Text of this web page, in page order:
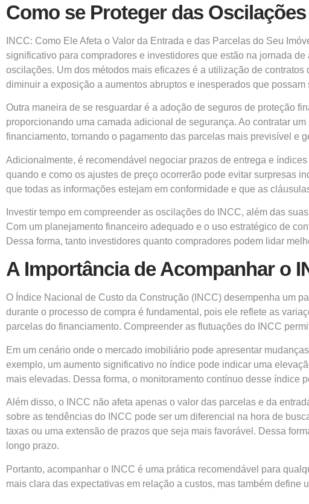
Como se Proteger das
INCC: Como Ele Afeta o Valor da Entrada e das Parcelas do Seu
significativo para compradores e investidores que estão na jornada
oscilações. Um dos métodos mais eficazes é a utilização de
diminuir a exposição a aumentos abruptos e inesperados que
Outra maneira de se resguardar é a adoção de seguros de proteção
proporcionando uma camada adicional de segurança. Ao contratar
financiamento, tornando o pagamento das parcelas mais previsível e
Adicionalmente, é recomendável negociar prazos de entrega e
quando e como os ajustes de preço ocorrerão pode evitar surpresas
que todas as informações estejam em conformidade e que as
Investir tempo em compreender as oscilações do INCC, além das
Com um planejamento financeiro adequado e o uso estratégico de
Dessa forma, tanto investidores quanto compradores podem lidar
A Importância de Acompanhar o
O Índice Nacional de Custo da Construção (INCC) desempenha um
durante o processo de compra é fundamental, pois ele reflete as
parcelas do financiamento. Compreender as flutuações do INCC
Em um cenário onde o mercado imobiliário pode apresentar
exemplo, um aumento significativo no índice pode indicar uma
mais elevadas. Dessa forma, o monitoramento contínuo desse índice
Além disso, o INCC não afeta apenas o valor das parcelas e da
sobre as tendências do INCC pode ser um diferencial na hora de
taxas ou uma extensão de prazos que seja mais favorável. Dessa
longo prazo.
Portanto, acompanhar o INCC é uma prática recomendável para
mais clara das expectativas em relação a custos, mas também